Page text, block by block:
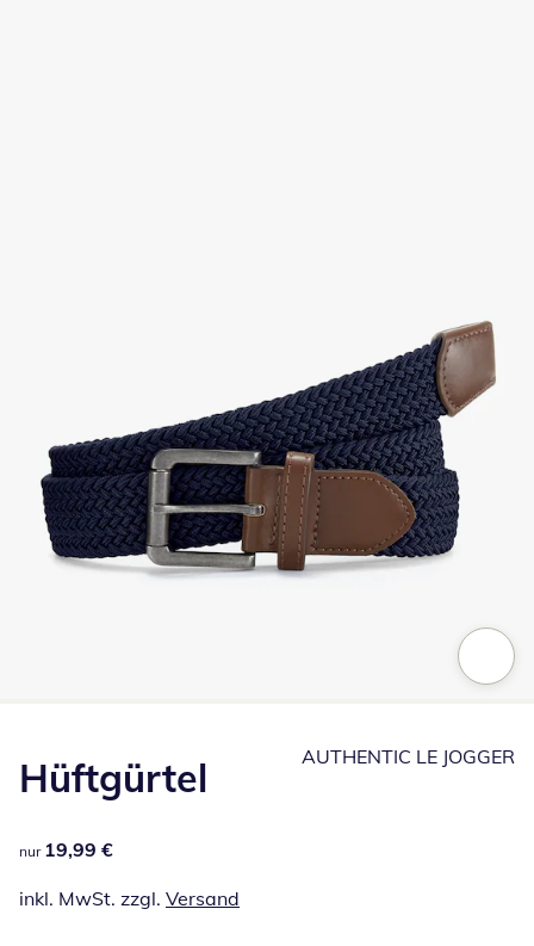
Hüftgürtel
19,99 €
nur 19,99 €
inkl. MwSt. zzgl. Versand
AUTHENTIC LE JOGGER